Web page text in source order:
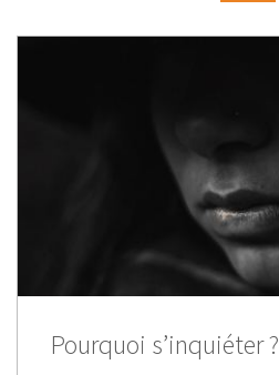
Pourquoi s’inquiéter ?